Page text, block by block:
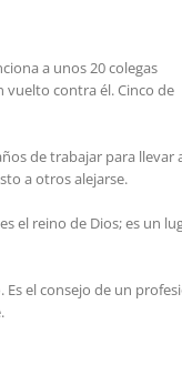
a unos 20 colegas
vuelto contra él. Cinco de
de trabajar para llevar
a otros alejarse.
el reino de Dios; es un
el consejo de un